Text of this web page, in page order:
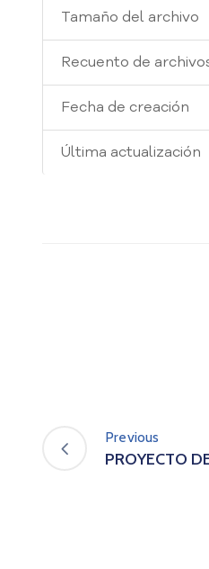
Tamaño del archivo
Recuento de
Fecha de creación
Última actualización
Previous
PROYECTO